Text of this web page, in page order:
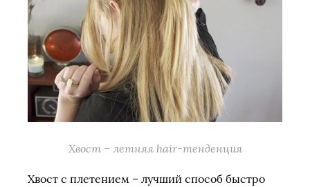
Хвост – летняя hair-тенденция
Хвост с плетением – лучший способ быстро